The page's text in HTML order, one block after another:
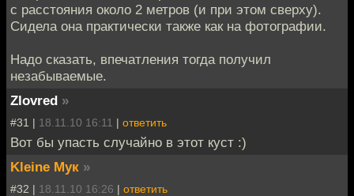
с расстояния около 2 метров (и при этом сверху).
Сидела она практически также как на фотографии.
Надо сказать, впечатления тогда получил
незабываемые.
Zlovred »
#31 | 18.11.10 16:11 | ответить
Вот бы упасть случайно в этот куст :)
Kleine Мук »
#32 | 18.11.10 16:26 | ответить